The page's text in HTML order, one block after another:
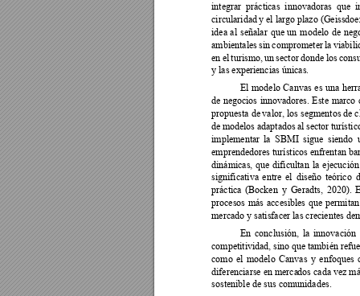
integrar prácticas innovadoras que
circularidad y el largo plazo
idea al señalar que un modelo de n
ambientales sin comprometerla
en el turismo, un sector donde los
y las experiencias únicas.
El modelo Canvas es una
de negocios innovadores. Este marco
propuesta de valor, los segmentos de
de modelos adaptados al sector
implementar la SBMI sigue siendo
emprendedores turísticos enfrentan
dinámicas, que dificultan la
significativa entre el diseño teórico
práctica (Bocken y Geradts, 2020).
procesos más accesibles que
mercado y satisfacer las crecientes
En conclusión, la innovación
competitividad, sino que también
como el modelo Canvas y enfoques
diferenciarse en mercados cada vez
sostenible de sus comunidades.